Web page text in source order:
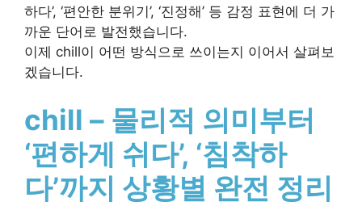
하다’, ‘편안한 분위기’, ‘진정해’ 등 감정 표현에 더 가
까운 단어로 발전했습니다.
이제 chill이 어떤 방식으로 쓰이는지 이어서 살펴보
겠습니다.
chill – 물리적 의미부터
‘편하게 쉬다’, ‘침착하
다’까지 상황별 완전 정리